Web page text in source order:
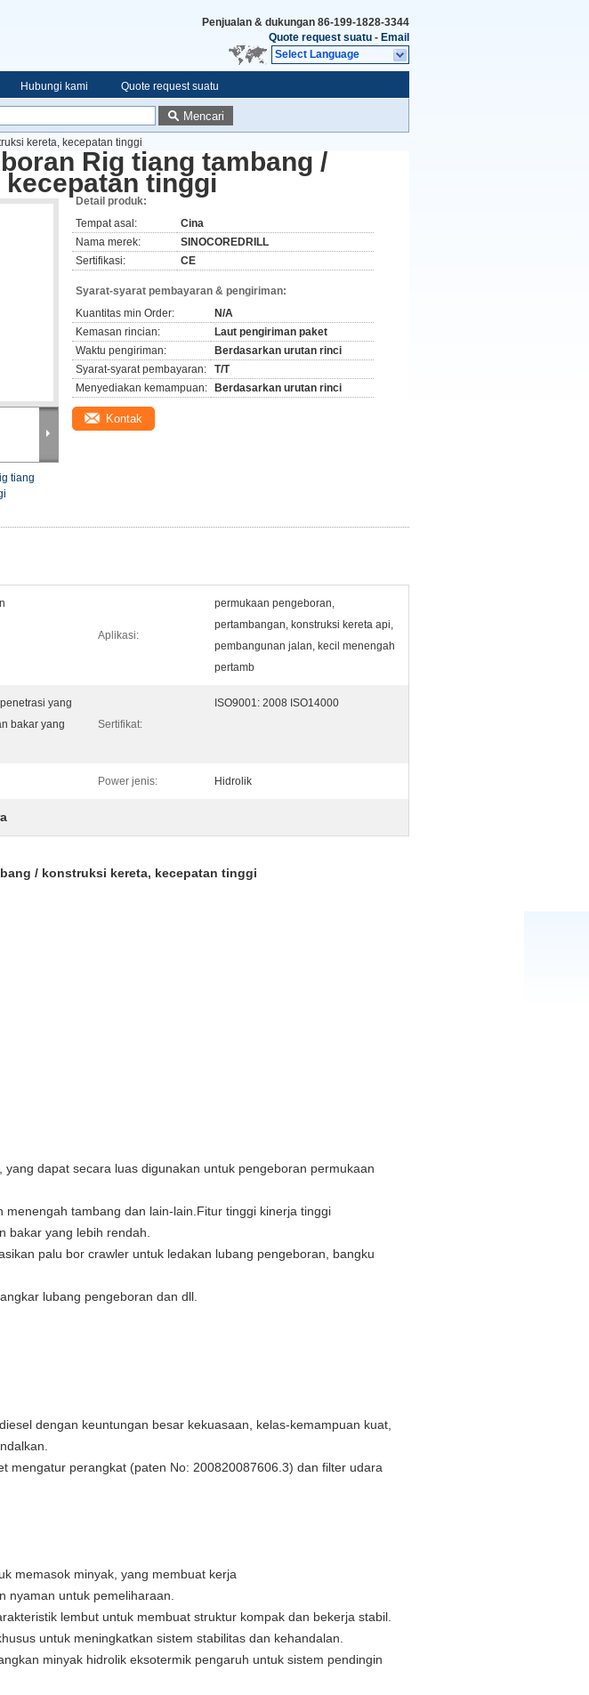
Penjualan & dukungan 86-199-1828-3344
Quote request suatu - Email
Select Language
Hubungi kami Quote request suatu
Mencari
kereta, kecepatan tinggi
Rig tiang tambang /
tinggi
tiang
Detail produk:
Tempat asal:
Cina
Nama merek:
SINOCOREDRILL
Sertifikasi:
CE
Syarat-syarat pembayaran & pengiriman:
Kuantitas min Order:
N/A
Kemasan rincian:
Laut pengiriman paket
Waktu pengiriman:
Berdasarkan urutan rinci
Syarat-syarat pembayaran:
T/T
Menyediakan kemampuan:
Berdasarkan urutan rinci
Kontak
Aplikasi:
permukaan pengeboran,
pertambangan, konstruksi kereta api,
pembangunan jalan, kecil menengah
pertamb
yang
bakar yang
Sertifikat:
ISO9001: 2008 ISO14000
Power jenis: Hidrolik
/ konstruksi kereta, kecepatan tinggi
dapat secara luas digunakan untuk pengeboran permukaan
menengah tambang dan lain-lain.Fitur tinggi kinerja tinggi
bakar yang lebih rendah.
palu bor crawler untuk ledakan lubang pengeboran, bangku
lubang pengeboran dan dll.
dengan keuntungan besar kekuasaan, kelas-kemampuan kuat,
mengatur perangkat (paten No: 200820087606.3) dan filter udara
memasok minyak, yang membuat kerja
nyaman untuk pemeliharaan.
lembut untuk membuat struktur kompak dan bekerja stabil.
untuk meningkatkan sistem stabilitas dan kehandalan.
minyak hidrolik eksotermik pengaruh untuk sistem pendingin